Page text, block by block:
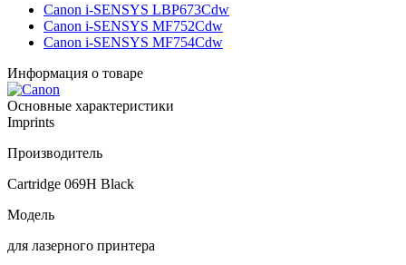
Canon i-SENSYS LBP673Cdw
Canon i-SENSYS MF752Cdw
Canon i-SENSYS MF754Cdw
Информация о товаре
Основные характеристики
Imprints
Производитель
Cartridge 069H Black
Модель
для лазерного принтера